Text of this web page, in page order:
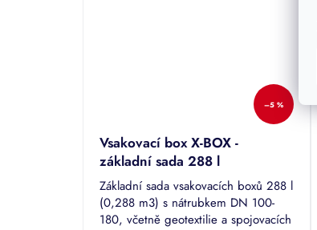
–5 %
Vsakovací box X-BOX -
základní sada 288 l
Základní sada vsakovacích boxů 288 l
(0,288 m3) s nátrubkem DN 100-
180, včetně geotextilie a spojovacích